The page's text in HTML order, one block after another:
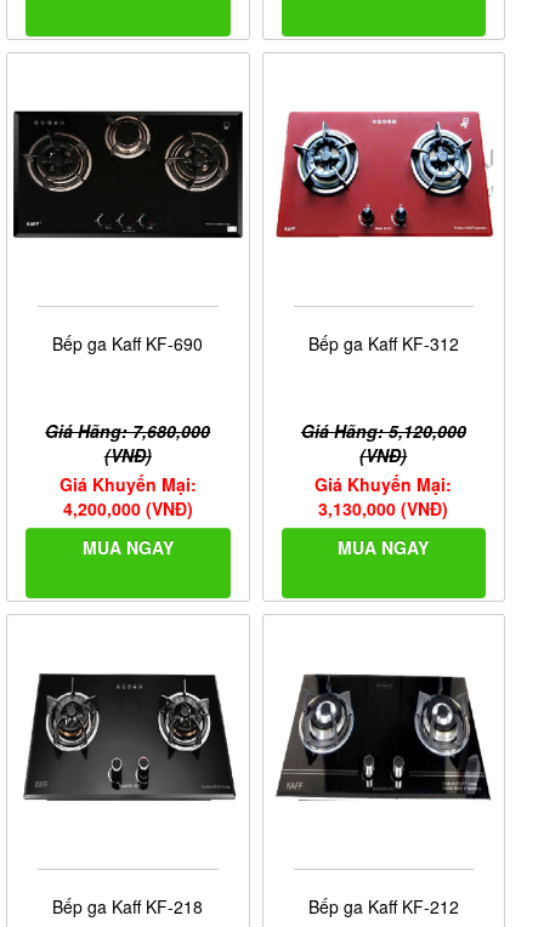
Bếp ga Kaff KF-690
Giá Hãng: 7,680,000
(VNĐ)
Giá Khuyến Mại:
4,200,000 (VNĐ)
MUA NGAY
Bếp ga Kaff KF-312
Giá Hãng: 5,120,000
(VNĐ)
Giá Khuyến Mại:
3,130,000 (VNĐ)
MUA NGAY
Bếp ga Kaff KF-218 Bếp ga Kaff KF-212